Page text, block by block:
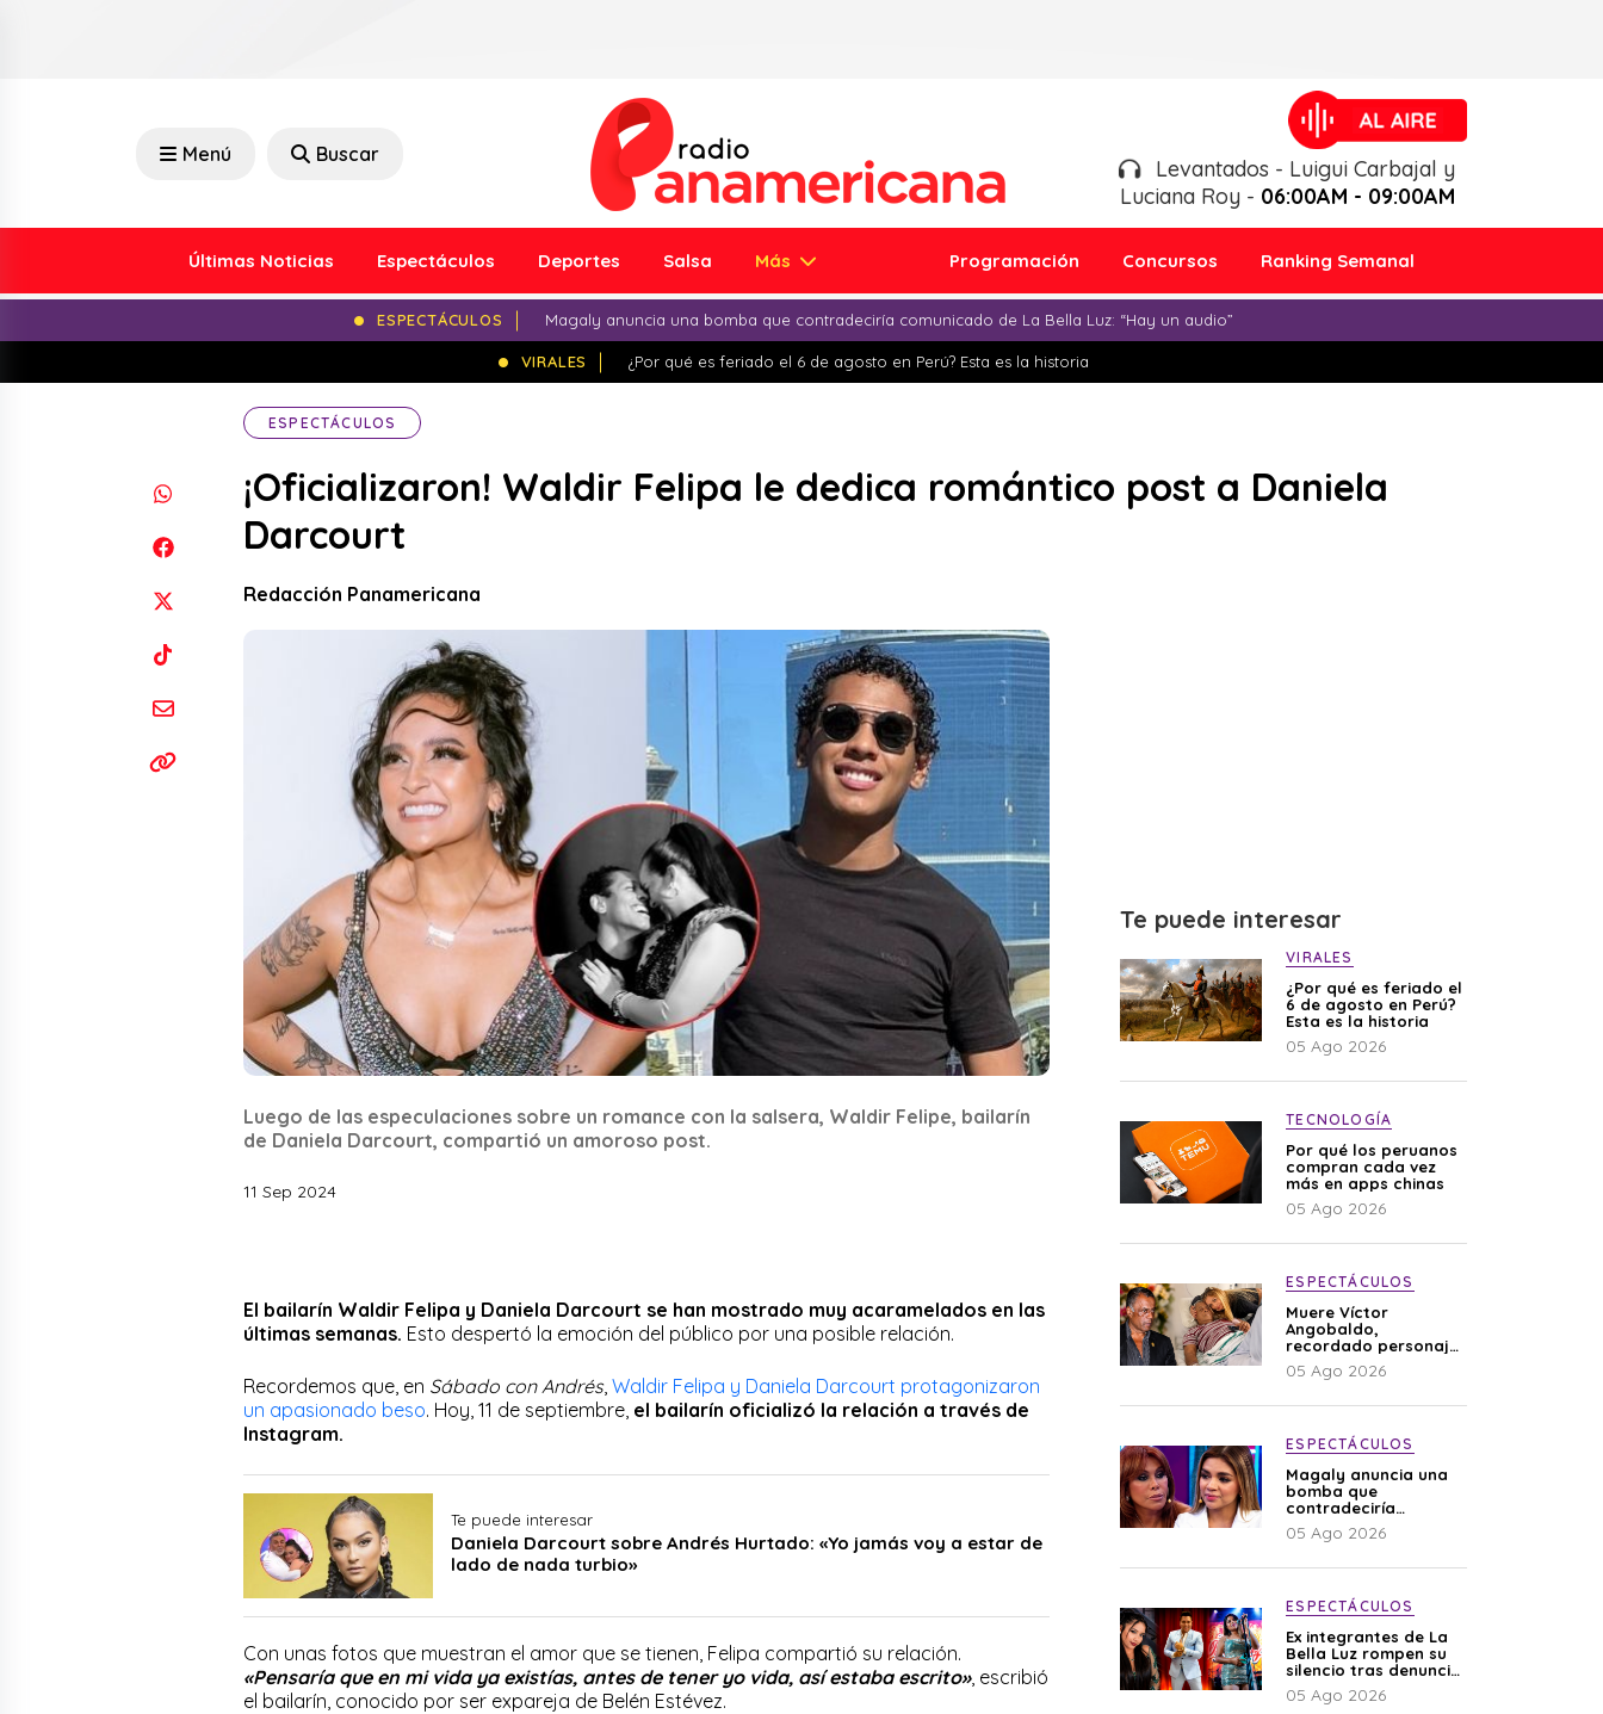
Menú Buscar
Levantados - Luigui Carbajal y
Luciana Roy - 06:00AM - 09:00AM
Últimas Noticias Espectáculos Deportes Salsa Más Programación Concursos Ranking Semanal
ESPECTÁCULOS Magaly anuncia una bomba que contradeciría comunicado de La Bella Luz: “Hay un audio”
VIRALES ¿Por qué es feriado el 6 de agosto en Perú? Esta es la historia
ESPECTÁCULOS
¡Oficializaron! Waldir Felipa le dedica romántico post a Daniela
Darcourt
Redacción Panamericana
Luego de las especulaciones sobre un romance con la salsera, Waldir Felipe, bailarín
de Daniela Darcourt, compartió un amoroso post.
11 Sep 2024
El bailarín Waldir Felipa y Daniela Darcourt se han mostrado muy acaramelados en las
últimas semanas. Esto despertó la emoción del público por una posible relación.
Recordemos que, en Sábado con Andrés, Waldir Felipa y Daniela Darcourt protagonizaron
un apasionado beso. Hoy, 11 de septiembre, el bailarín oficializó la relación a través de
Instagram.
Te puede interesar
Daniela Darcourt sobre Andrés Hurtado: «Yo jamás voy a estar de
lado de nada turbio»
Con unas fotos que muestran el amor que se tienen, Felipa compartió su relación.
«Pensaría que en mi vida ya existías, antes de tener yo vida, así estaba escrito», escribió
el bailarín, conocido por ser expareja de Belén Estévez.
Te puede interesar
VIRALES
¿Por qué es feriado el
6 de agosto en Perú?
Esta es la historia
05 Ago 2026
TECNOLOGÍA
Por qué los peruanos
compran cada vez
más en apps chinas
05 Ago 2026
ESPECTÁCULOS
Muere Víctor
Angobaldo,
recordado personaje
de la farándula y
expareja de Shirley
05 Ago 2026
ESPECTÁCULOS
Magaly anuncia una
bomba que
contradeciría
comunicado de La
Bella Luz: “Hay un
05 Ago 2026
ESPECTÁCULOS
Ex integrantes de La
Bella Luz rompen su
silencio tras denuncia
de Naldy: “Todo el
mundo lo sabía”
05 Ago 2026